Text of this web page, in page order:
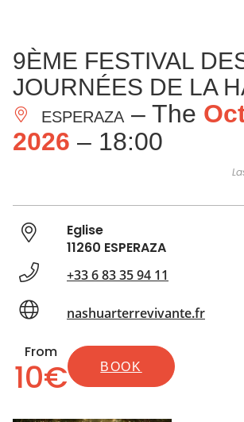
ESSENTIAL
AND
DO
INSPIRATIONS
9ÈME FESTIVAL
JOURNÉES DE LA
ESPERAZA – The
2026 – 18:00
Eglise
11260 ESPERAZA
+33 6 83 35 94 11
nashuarterrevivante.fr
From
10€ BOOK